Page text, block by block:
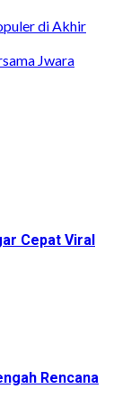
di Akhir
Jwara
Cepat Viral
Rencana